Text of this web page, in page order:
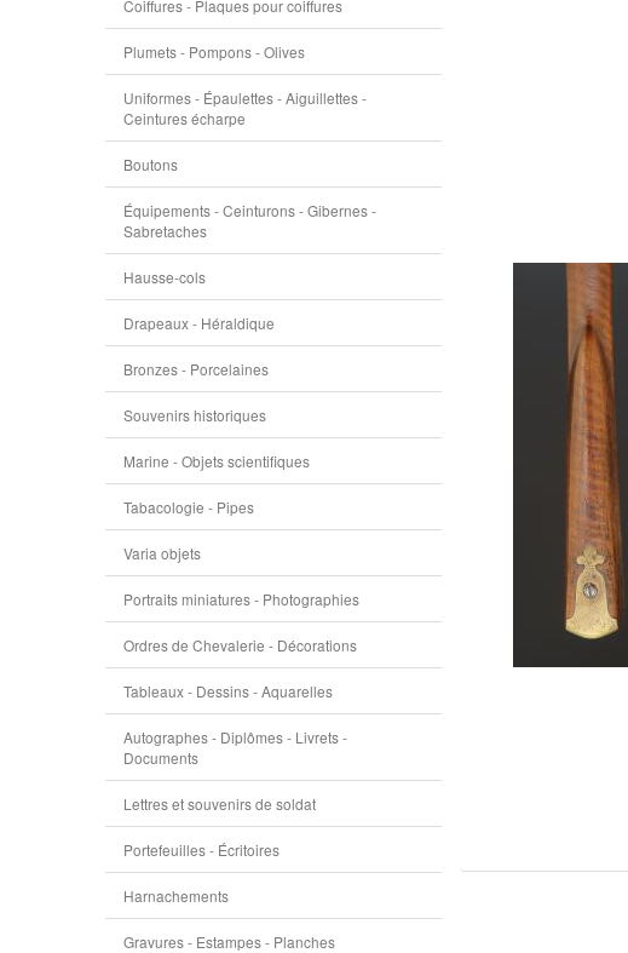
Coiffures - Plaques pour coiffures
Plumets - Pompons - Olives
Uniformes - Épaulettes - Aiguillettes -
Ceintures écharpe
Boutons
Équipements - Ceinturons - Gibernes -
Sabretaches
Hausse-cols
Drapeaux - Héraldique
Bronzes - Porcelaines
Souvenirs historiques
Marine - Objets scientifiques
Tabacologie - Pipes
Varia objets
Portraits miniatures - Photographies
Ordres de Chevalerie - Décorations
Tableaux - Dessins - Aquarelles
Autographes - Diplômes - Livrets -
Documents
Lettres et souvenirs de soldat
Portefeuilles - Écritoires
Harnachements
Gravures - Estampes - Planches